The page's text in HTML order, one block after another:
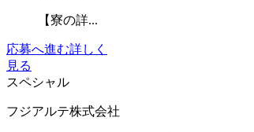
【寮の詳...
応募へ進む詳しく
見る
スペシャル
フジアルテ株式会社